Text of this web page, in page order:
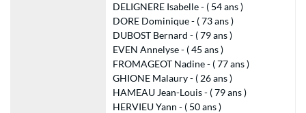
DELIGNERE Isabelle - ( 54 ans )
DORE Dominique - ( 73 ans )
DUBOST Bernard - ( 79 ans )
EVEN Annelyse - ( 45 ans )
FROMAGEOT Nadine - ( 77 ans )
GHIONE Malaury - ( 26 ans )
HAMEAU Jean-Louis - ( 79 ans )
HERVIEU Yann - ( 50 ans )